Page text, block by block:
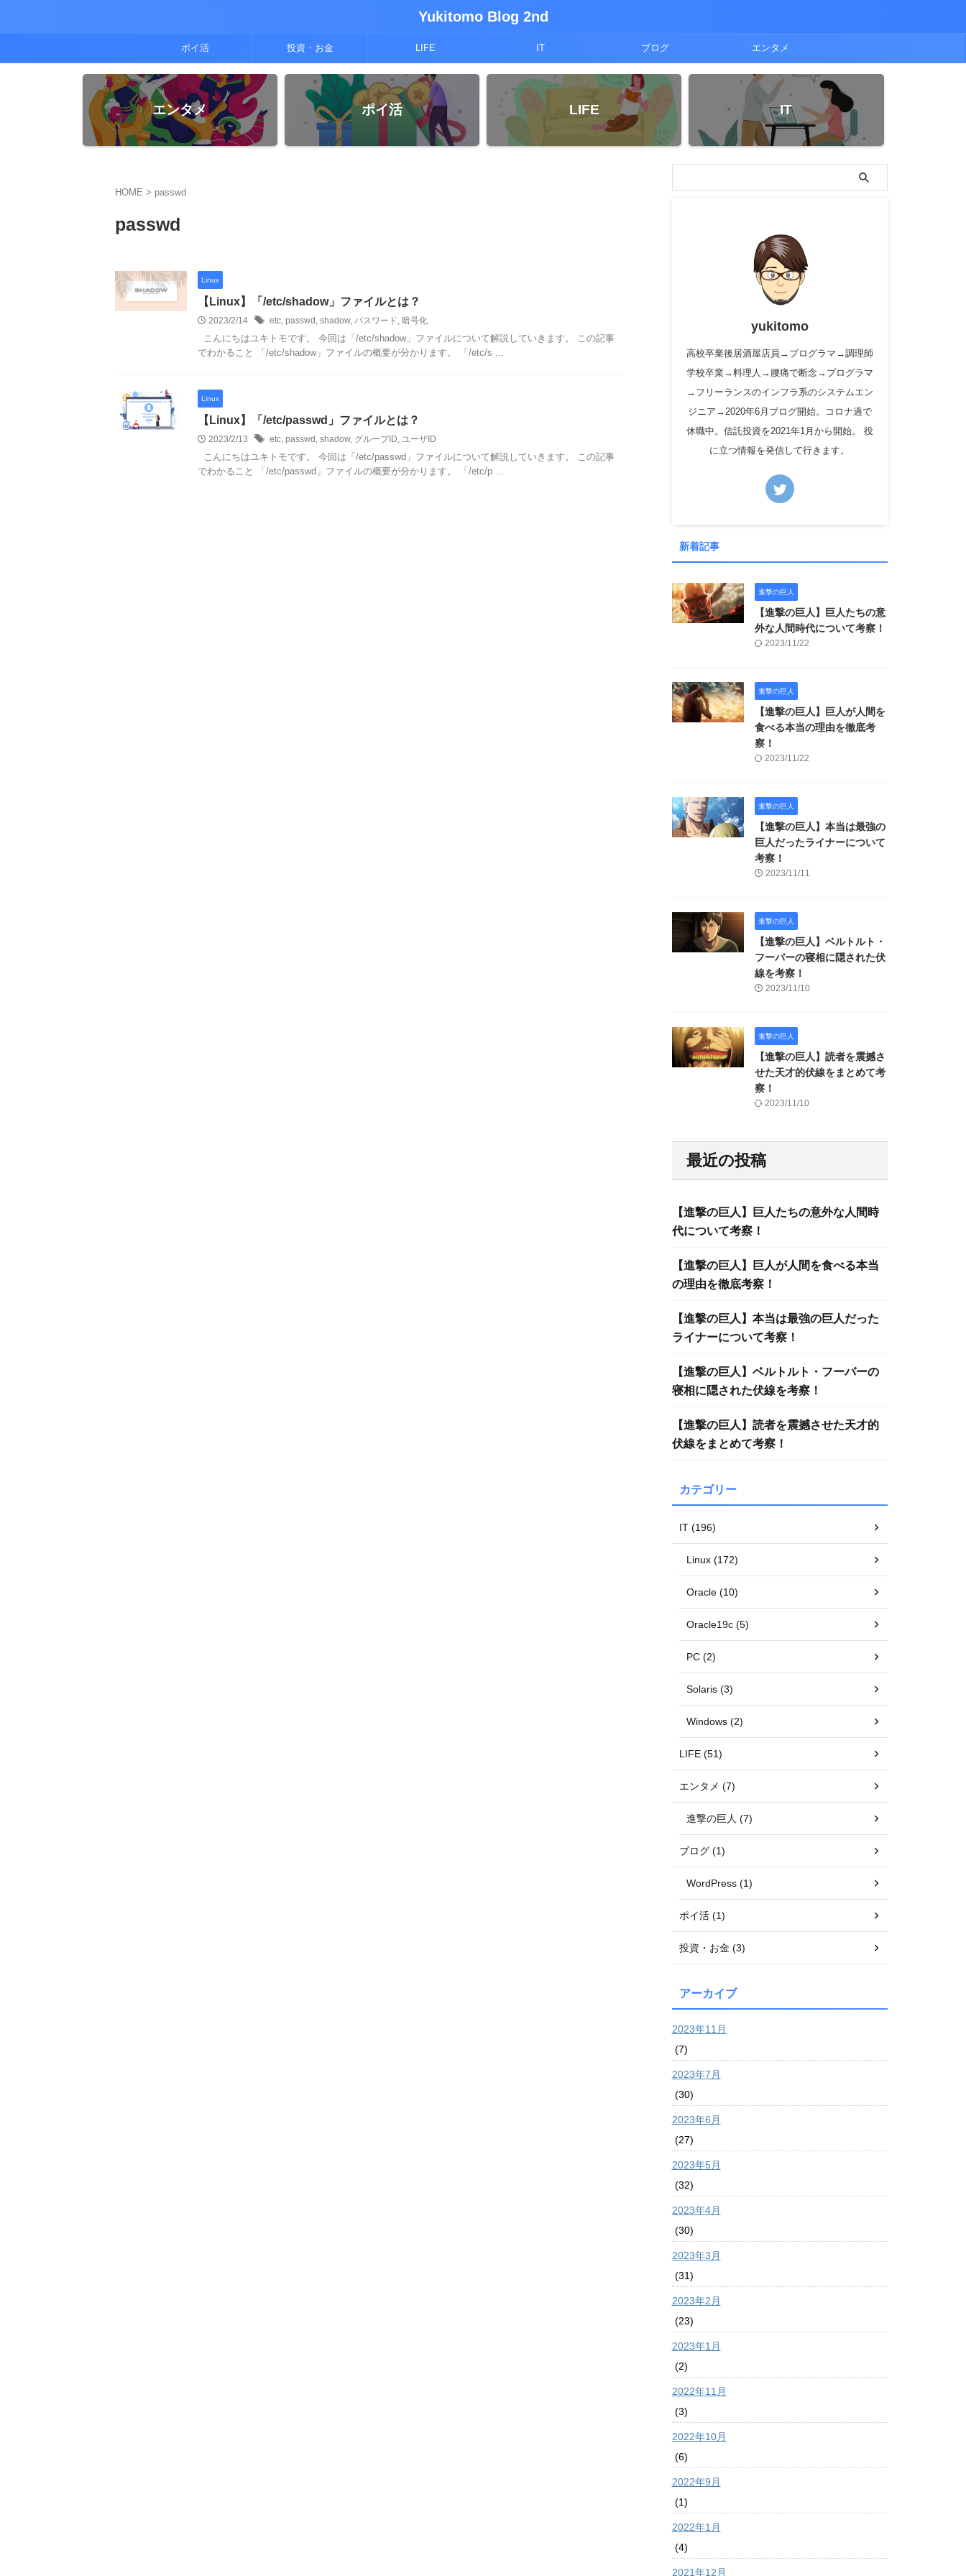
Yukitomo Blog 2nd
ポイ活 投資・お金 LIFE IT ブログ エンタメ
エンタメ ポイ活 LIFE IT
HOME > passwd
passwd
Linux
【Linux】「/etc/shadow」ファイルとは？
2023/2/14 etc, passwd , shadow, パスワード, 暗号化
こんにちはユキトモです。 今回は「/etc/shadow」ファイルについて解説していきます。 この記事
でわかること 「/etc/shadow」ファイルの概要が分かります。 「/etc/s ...
Linux
【Linux】「/etc/passwd」ファイルとは？
2023/2/13 etc, passwd , shadow, グループID, ユーザID
こんにちはユキトモです。 今回は「/etc/passwd」ファイルについて解説していきます。 この記事
でわかること 「/etc/passwd」ファイルの概要が分かります。 「/etc/p ...
yukitomo
高校卒業後居酒屋店員→プログラマ→調理師
学校卒業→料理人→腰痛で断念→プログラマ
→フリーランスのインフラ系のシステムエン
ジニア→2020年6月ブログ開始。コロナ過で
休職中。信託投資を2021年1月から開始。 役
に立つ情報を発信して行きます。
新着記事
進撃の巨人
【進撃の巨人】巨人たちの意
外な人間時代について考察！
2023/11/22
進撃の巨人
【進撃の巨人】巨人が人間を
食べる本当の理由を徹底考
察！
2023/11/22
進撃の巨人
【進撃の巨人】本当は最強の
巨人だったライナーについて
考察！
2023/11/11
進撃の巨人
【進撃の巨人】ベルトルト・
フーバーの寝相に隠された伏
線を考察！
2023/11/10
進撃の巨人
【進撃の巨人】読者を震撼さ
せた天才的伏線をまとめて考
察！
2023/11/10
最近の投稿
【進撃の巨人】巨人たちの意外な人間時
代について考察！
【進撃の巨人】巨人が人間を食べる本当
の理由を徹底考察！
【進撃の巨人】本当は最強の巨人だった
ライナーについて考察！
【進撃の巨人】ベルトルト・フーバーの
寝相に隠された伏線を考察！
【進撃の巨人】読者を震撼させた天才的
伏線をまとめて考察！
カテゴリー
IT (196)
Linux (172)
Oracle (10)
Oracle19c (5)
PC (2)
Solaris (3)
Windows (2)
LIFE (51)
エンタメ (7)
進撃の巨人 (7)
ブログ (1)
WordPress (1)
ポイ活 (1)
投資・お金 (3)
アーカイブ
2023年11月
(7)
2023年7月
(30)
2023年6月
(27)
2023年5月
(32)
2023年4月
(30)
2023年3月
(31)
2023年2月
(23)
2023年1月
(2)
2022年11月
(3)
2022年10月
(6)
2022年9月
(1)
2022年1月
(4)
2021年12月